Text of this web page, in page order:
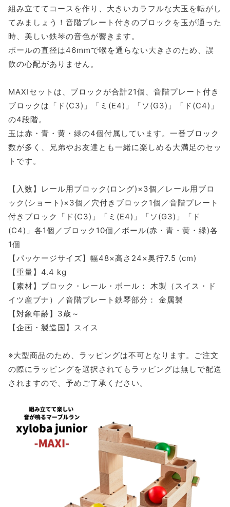
組み立ててコースを作り、大きいカラフルな大玉を転がし
てみましょう！音階プレート付きのブロックを玉が通った
時、美しい鉄琴の音色が響きます。
ボールの直径は46mmで喉を通らない大きさのため、誤
飲の心配がありません。
MAXIセットは、ブロックが合計21個、音階プレート付き
ブロックは「ド(C3)」「ミ(E4)」「ソ(G3)」「ド(C4)」
の4段階。
玉は赤・青・黄・緑の4個付属しています。一番ブロック
数が多く、兄弟やお友達とも一緒に楽しめる大満足のセッ
トです。
【入数】レール用ブロック(ロング)×3個／レール用ブロ
ック(ショート)×3個／穴付きブロック1個／音階プレート
付きブロック「ド(C3)」「ミ(E4)」「ソ(G3)」「ド
(C4)」各1個／ブロック10個／ボール(赤・青・黄・緑)各
1個
【パッケージサイズ】幅48×高さ24×奥行7.5 (cm)
【重量】4.4 kg
【素材】ブロック・レール・ボール： 木製（スイス・ド
イツ産ブナ）／音階プレート鉄琴部分： 金属製
【対象年齢】3歳～
【企画・製造国】スイス
※大型商品のため、ラッピングは不可となります。ご注文
の際にラッピングを選択されてもラッピングは無しで配送
されますので、予めご了承ください。